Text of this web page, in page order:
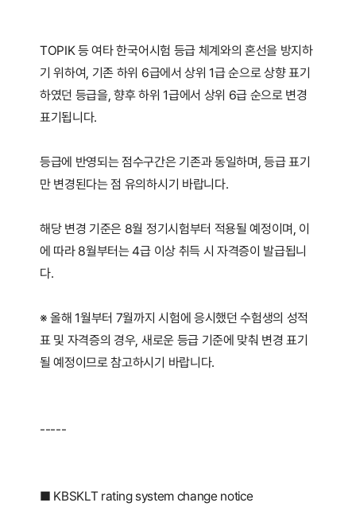
TOPIK 등 여타 한국어시험 등급 체계와의 혼선을 방지하
기 위하여, 기존 하위 6급에서 상위 1급 순으로 상향 표기
하였던 등급을, 향후 하위 1급에서 상위 6급 순으로 변경
표기됩니다.
등급에 반영되는 점수구간은 기존과 동일하며, 등급 표기
만 변경된다는 점 유의하시기 바랍니다.
해당 변경 기준은 8월 정기시험부터 적용될 예정이며, 이
에 따라 8월부터는 4급 이상 취득 시 자격증이 발급됩니
다.
※ 올해 1월부터 7월까지 시험에 응시했던 수험생의 성적
표 및 자격증의 경우, 새로운 등급 기준에 맞춰 변경 표기
될 예정이므로 참고하시기 바랍니다.
-----
■ KBSKLT rating system change notice